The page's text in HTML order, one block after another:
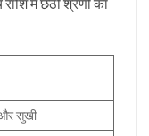
और सुखी